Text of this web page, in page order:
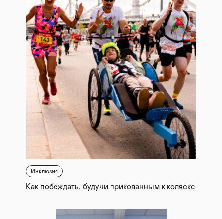
Инклюзия
Как побеждать, будучи прикованным к коляске